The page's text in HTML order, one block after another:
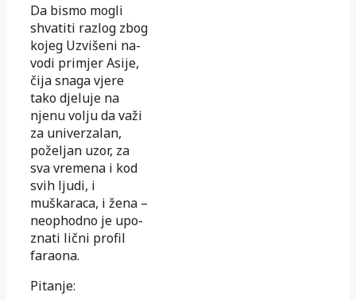
Da bismo mogli
shvatiti razlog zbog
kojeg Uzvišeni na­
vo­di primjer Asije,
čija snaga vjere
tako djeluje na
njenu vo­lju da važi
za univerzalan,
poželjan uzor, za
sva vremena i kod
svih ljudi, i
muškaraca, i žena –
neophodno je upo­
zna­ti lični profil
faraona.
Pitanje: